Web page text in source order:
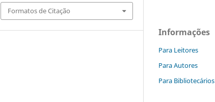
Formatos de Citação
Informações
Para Leitores
Para Autores
Para Bibliotecários